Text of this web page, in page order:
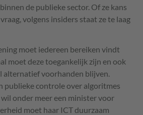
de publieke sector. Of ze kans
volgens insiders staat ze te laag
moet iedereen bereiken vindt
moet deze toegankelijk zijn en ook
alternatief voorhanden blijven.
publieke controle over algoritmes
onder meer een minister voor
moet haar ICT duurzaam